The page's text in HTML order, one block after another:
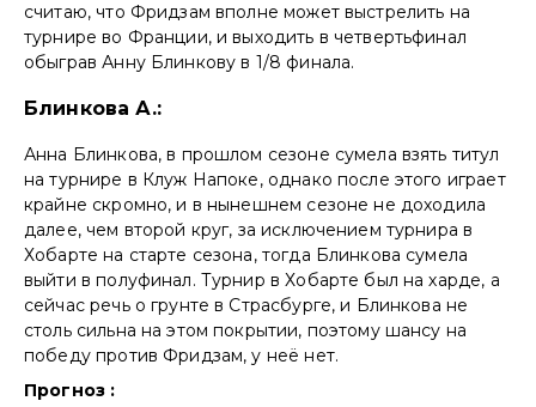
считаю, что Фридзам вполне может выстрелить на
турнире во Франции, и выходить в четвертьфинал
обыграв Анну Блинкову в 1/8 финала.
Блинкова А.:
Анна Блинкова, в прошлом сезоне сумела взять титул
на турнире в Клуж Напоке, однако после этого играет
крайне скромно, и в нынешнем сезоне не доходила
далее, чем второй круг, за исключением турнира в
Хобарте на старте сезона, тогда Блинкова сумела
выйти в полуфинал. Турнир в Хобарте был на харде, а
сейчас речь о грунте в Страсбурге, и Блинкова не
столь сильна на этом покрытии, поэтому шансу на
победу против Фридзам, у неё нет.
Прогноз :